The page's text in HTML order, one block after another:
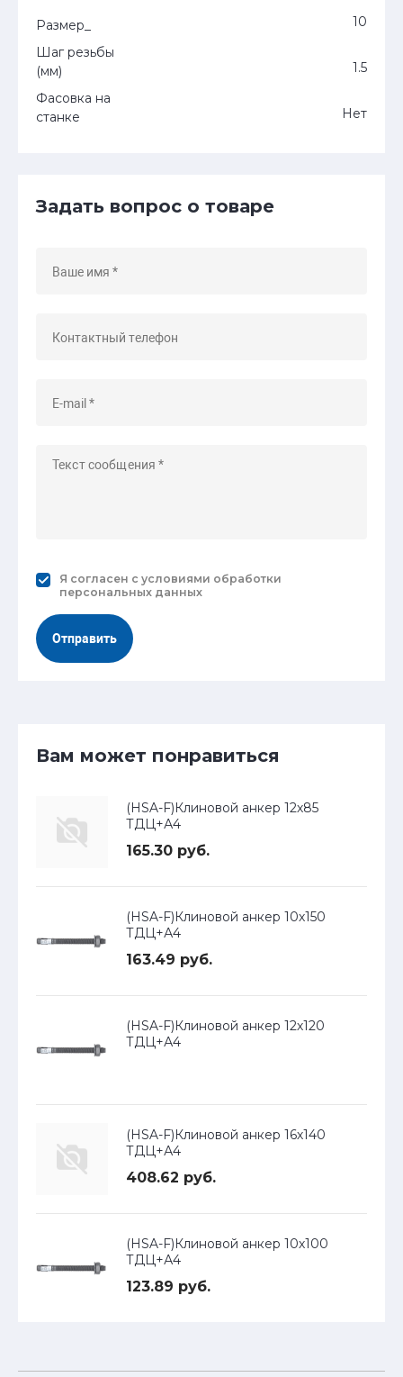
Размер_
10
Шаг резьбы
(мм)
1.5
Фасовка на
станке
Нет
Задать вопрос о товаре
Я согласен с условиями обработки
персональных данных
Отправить
Вам может понравиться
(HSA-F)Клиновой анкер 12х85
ТДЦ+А4
165.30 руб.
(HSA-F)Клиновой анкер 10х150
ТДЦ+А4
163.49 руб.
(HSA-F)Клиновой анкер 12х120
ТДЦ+А4
(HSA-F)Клиновой анкер 16х140
ТДЦ+А4
408.62 руб.
(HSA-F)Клиновой анкер 10х100
ТДЦ+А4
123.89 руб.